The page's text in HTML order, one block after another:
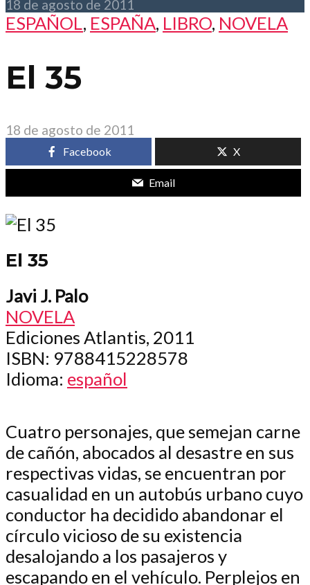
18 de agosto de 2011
ESPAÑOL , ESPAÑA, LIBRO, NOVELA
El 35
18 de agosto de 2011
Facebook X
Email
El 35
Javi J. Palo
NOVELA
Ediciones Atlantis, 2011
ISBN: 9788415228578
Idioma: español
Cuatro personajes, que semejan carne
de cañón, abocados al desastre en sus
respectivas vidas, se encuentran por
casualidad en un autobús urbano cuyo
conductor ha decidido abandonar el
círculo vicioso de su existencia
desalojando a los pasajeros y
escapando en el vehículo. Perplejos en